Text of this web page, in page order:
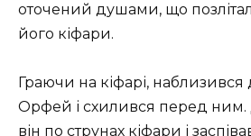
оточений душами, що
його кіфари.
Граючи на кіфарі, наблизився
Орфей і схилився перед
він по струнах кіфари і